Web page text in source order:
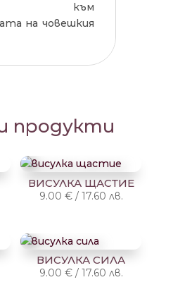
към
на човешкия
продукти
ВИСУЛКА ЩАСТИЕ
9.00 € / 17.60 лв.
ВИСУЛКА СИЛА
9.00 € / 17.60 лв.